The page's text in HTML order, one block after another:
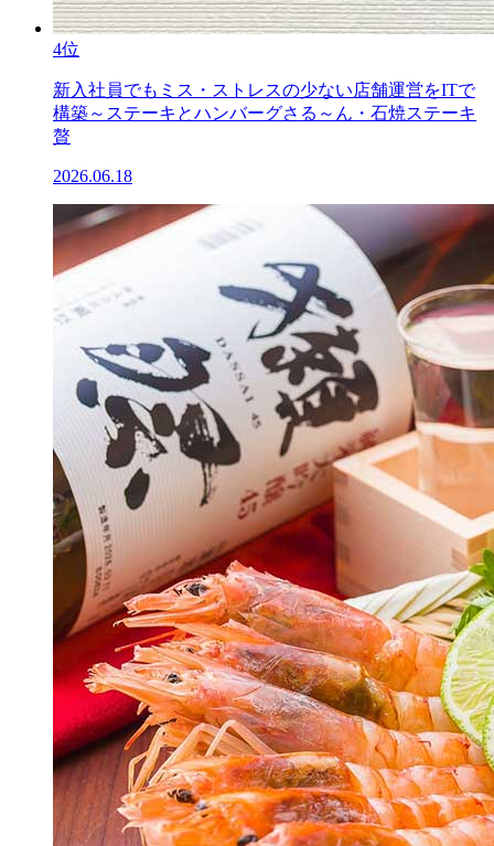
4位
新入社員でもミス・ストレスの少ない店舗運営をITで
構築～ステーキとハンバーグさる～ん・石焼ステーキ
贅
2026.06.18